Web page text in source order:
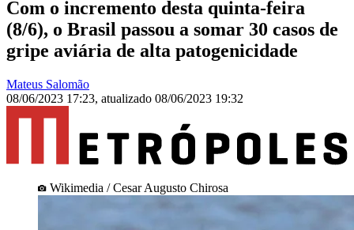
Com o incremento desta quinta-feira
(8/6), o Brasil passou a somar 30 casos de
gripe aviária de alta patogenicidade
Mateus Salomão
08/06/2023 17:23, atualizado 08/06/2023 19:32
Wikimedia / Cesar Augusto Chirosa